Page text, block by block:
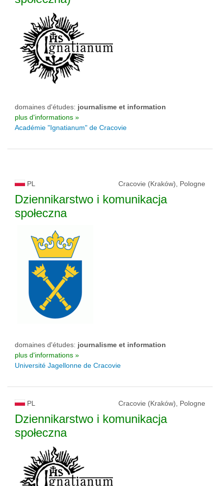
domaines d'études: journalisme et information
plus d'informations »
Académie "Ignatianum" de Cracovie
PL Cracovie (Kraków), Pologne
Dziennikarstwo i komunikacja
społeczna
domaines d'études: journalisme et information
plus d'informations »
Université Jagellonne de Cracovie
PL Cracovie (Kraków), Pologne
Dziennikarstwo i komunikacja
społeczna